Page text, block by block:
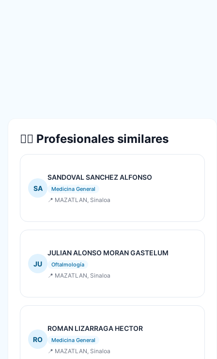
👨‍⚕️ Profesionales similares
SA
SANDOVAL SANCHEZ ALFONSO
Medicina General
📍 MAZATLAN, Sinaloa
JU
JULIAN ALONSO MORAN GASTELUM
Oftalmología
📍 MAZATLAN, Sinaloa
RO
ROMAN LIZARRAGA HECTOR
Medicina General
📍 MAZATLAN, Sinaloa